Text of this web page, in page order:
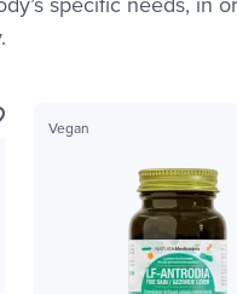
Vegan